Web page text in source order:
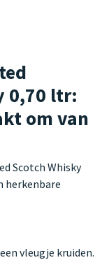
0,70 ltr:
om van
Scotch Whisky
herkenbare
vleugje kruiden.